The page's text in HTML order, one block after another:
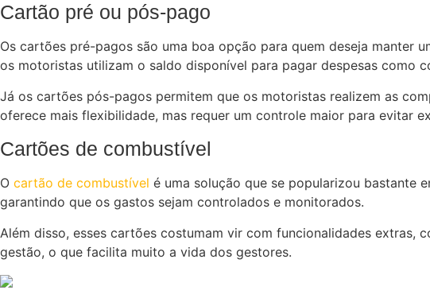
Cartão pré ou pós-pago
Os cartões pré-pagos são uma boa opção para quem deseja
os motoristas utilizam o saldo disponível para pagar despesas como
Já os cartões pós-pagos permitem que os motoristas realizem as
oferece mais flexibilidade, mas requer um controle maior para evitar
Cartões de combustível
O cartão de combustível é uma solução que se popularizou bastante
garantindo que os gastos sejam controlados e monitorados.
Além disso, esses cartões costumam vir com funcionalidades
gestão, o que facilita muito a vida dos gestores.